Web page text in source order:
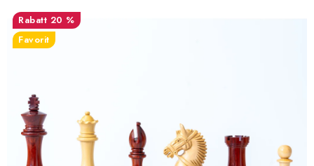
SCHACHBÜCHER
SCHACH ONLINE
SCHACH-MERCH
20 %
Favorit